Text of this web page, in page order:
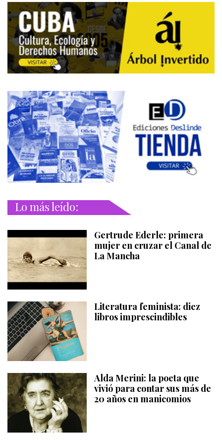
Lo más leído:
Gertrude Ederle: primera
mujer en cruzar el Canal de
La Mancha
Literatura feminista: diez
libros imprescindibles
Alda Merini: la poeta que
vivió para contar sus más de
20 años en manicomios